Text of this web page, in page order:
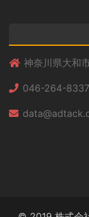
神奈川県大和
046-264-